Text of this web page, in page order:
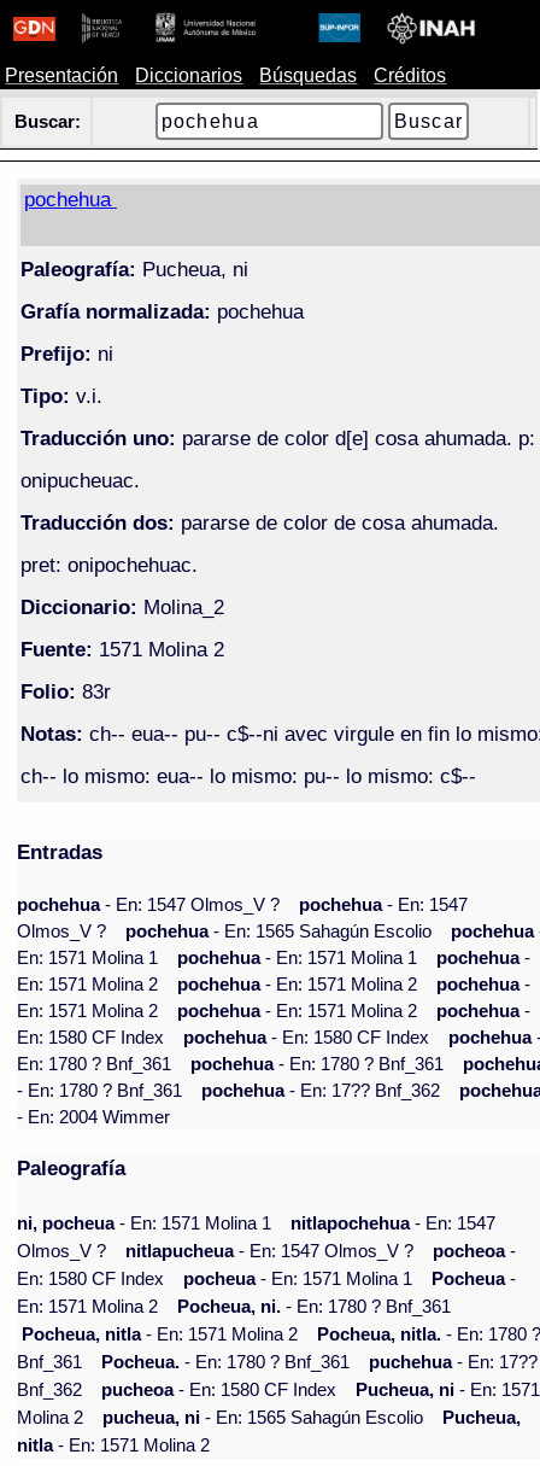
Presentación Diccionarios Búsquedas Créditos
Buscar:
pochehua
Paleografía: Pucheua, ni
Grafía normalizada: pochehua
Prefijo: ni
Tipo: v.i.
Traducción uno: pararse de color d[e] cosa ahumada. p:
onipucheuac.
Traducción dos: pararse de color de cosa ahumada.
pret: onipochehuac.
Diccionario: Molina_2
Fuente: 1571 Molina 2
Folio: 83r
Notas: ch-- eua-- pu-- c$--ni avec virgule en fin lo
ch-- lo mismo: eua-- lo mismo: pu-- lo mismo: c$--
Entradas
pochehua- En: 1547 Olmos_V ? pochehua- En: 1547
Olmos_V ?
pochehua- En: 1565 Sahagún Escolio pochehua
En: 1571 Molina 1
pochehua- En: 1571 Molina 1 pochehua-
En: 1571 Molina 2
pochehua- En: 1571 Molina 2 pochehua-
En: 1571 Molina 2
pochehua- En: 1571 Molina 2 pochehua-
En: 1580 CF Index
pochehua- En: 1580 CF Index pochehua
En: 1780 ? Bnf_361
pochehua- En: 1780 ? Bnf_361
- En: 1780 ? Bnf_361
pochehua- En: 17?? Bnf_362
- En: 2004 Wimmer
Paleografía
ni, pocheua- En: 1571 Molina 1 nitlapochehua- En: 1547
Olmos_V ?
nitlapucheua- En: 1547 Olmos_V ? pocheoa-
En: 1580 CF Index
pocheua- En: 1571 Molina 1 Pocheua-
En: 1571 Molina 2
Pocheua, ni. - En: 1780 ? Bnf_361
Pocheua, nitla- En: 1571 Molina 2 Pocheua, nitla. - En: 1780
Bnf_361
Pocheua. - En: 1780 ? Bnf_361 puchehua- En: 17??
Bnf_362
pucheoa- En: 1580 CF Index Pucheua, ni - En: 1571
Molina 2
pucheua, ni - En: 1565 Sahagún Escolio
Pucheua,
nitla- En: 1571 Molina 2